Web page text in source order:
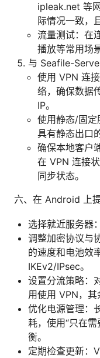
ipleak.net 等
际情况一致，
流量测试：在
播放等常用场
与 Seafile-
使用 VPN 连
络，确保数据
IP。
使用静态/固定
具有静态出口
确保本地客户
在 VPN 连接
同步状态。
六、在 Android 上
选择就近服务器
调整加密协议与
的速度和电池效
IKEv2/IPsec。
设置分流策略：
用使用 VPN，其
优化电源管理：
耗，使用“只在
衡。
定期检查更新：